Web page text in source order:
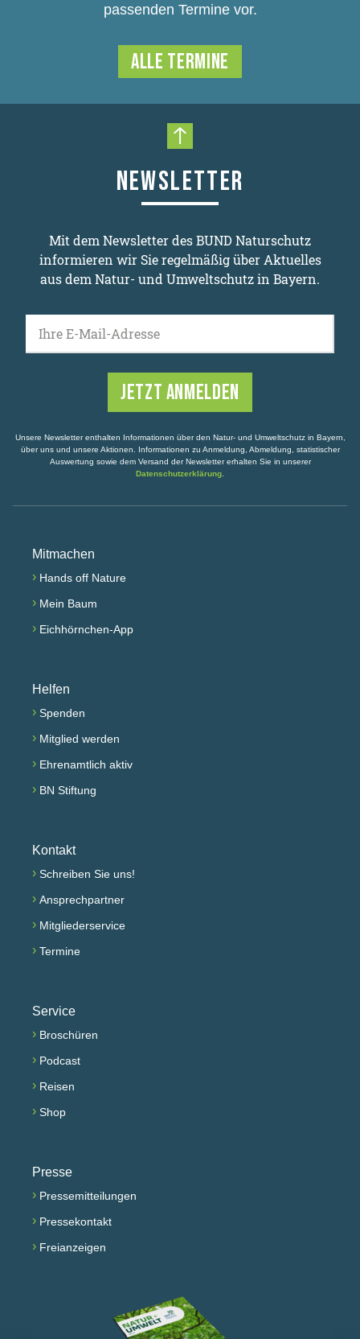
passenden Termine vor.
ALLE TERMINE
Nach oben scrollen
NEWSLETTER
Mit dem Newsletter des BUND Naturschutz
informieren wir Sie regelmäßig über Aktuelles
aus dem Natur- und Umweltschutz in Bayern.
Ihre E-Mail-Adresse
Unsere Newsletter enthalten Informationen über den Natur- und Umweltschutz in Bayern,
über uns und unsere Aktionen. Informationen zu Anmeldung, Abmeldung, statistischer
Auswertung sowie dem Versand der Newsletter erhalten Sie in unserer
Datenschutzerklärung
Mitmachen
› Hands off Nature
› Mein Baum
› Eichhörnchen-App
Helfen
› Spenden
› Mitglied werden
› Ehrenamtlich aktiv
› BN Stiftung
Kontakt
› Schreiben Sie uns!
› Ansprechpartner
› Mitgliederservice
› Termine
Service
› Broschüren
› Podcast
› Reisen
› Shop
Presse
› Pressemitteilungen
› Pressekontakt
› Freianzeigen